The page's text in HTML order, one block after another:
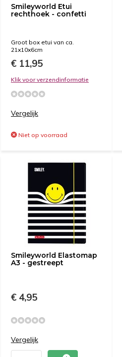
Smileyworld Etui
rechthoek - confetti
Groot box etui van ca.
21x10x6cm
€ 11,95
Klik voor verzendinformatie
Vergelijk
Niet op voorraad
Smileyworld Elastomap
A3 - gestreept
€ 4,95
Vergelijk